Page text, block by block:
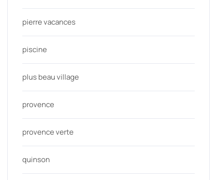
pierre vacances
piscine
plus beau village
provence
provence verte
quinson